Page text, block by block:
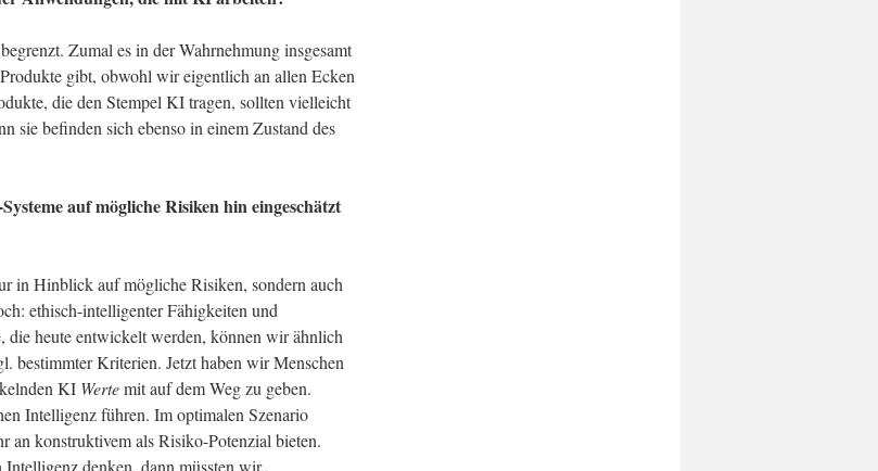
Zumal es in der Wahrnehmung insgesamt
gibt, obwohl wir eigentlich an allen Ecken
die den Stempel KI tragen, sollten vielleicht
sie befinden sich ebenso in einem Zustand des
auf mögliche Risiken hin eingeschätzt
in Hinblick auf mögliche Risiken, sondern auch
ethisch-intelligenter Fähigkeiten und
heute entwickelt werden, können wir ähnlich
bestimmter Kriterien. Jetzt haben wir Menschen
KI Wertemit auf dem Weg zu geben.
Intelligenz führen. Im optimalen Szenario
konstruktivem als Risiko-Potenzial bieten.
denken, dann müssten wir,